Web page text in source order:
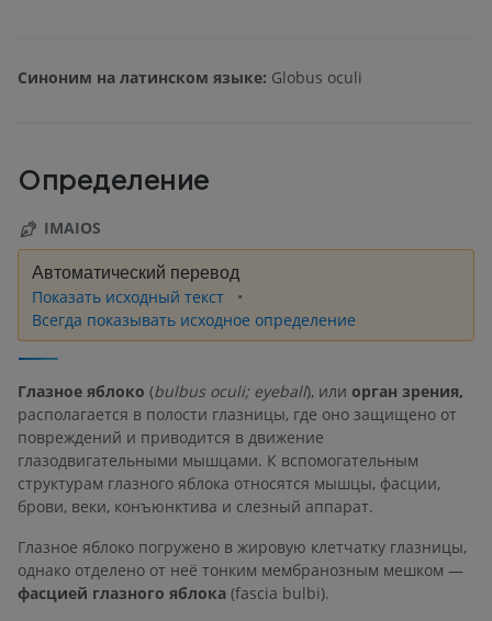
Синоним на латинском языке: Globus oculi
Определение
IMAIOS
Автоматический перевод
Показать исходный текст
Всегда показывать исходное определение
Глазное яблоко (bulbus oculi; eyeball), или орган зрения,
располагается в полости глазницы, где оно защищено от
повреждений и приводится в движение
глазодвигательными мышцами. К вспомогательным
структурам глазного яблока относятся мышцы, фасции,
брови, веки, конъюнктива и слезный аппарат.
Глазное яблоко погружено в жировую клетчатку глазницы,
однако отделено от неё тонким мембранозным мешком —
фасцией глазного яблока (fascia bulbi).